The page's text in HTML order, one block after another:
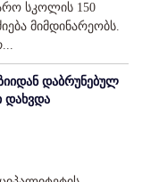
სკოლის 150
მიმდინარეობს.
დაბრუნებულ
დახვდა